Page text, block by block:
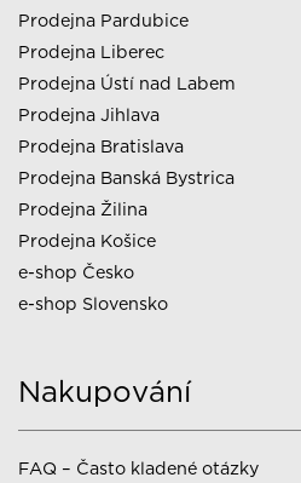
Prodejna Pardubice
Prodejna Liberec
Prodejna Ústí nad Labem
Prodejna Jihlava
Prodejna Bratislava
Prodejna Banská Bystrica
Prodejna Žilina
Prodejna Košice
e-shop Česko
e-shop Slovensko
Nakupování
FAQ – Často kladené otázky